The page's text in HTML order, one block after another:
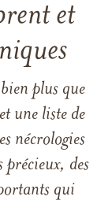
et
plus que
une liste de
nécrologies
précieux, des
qui